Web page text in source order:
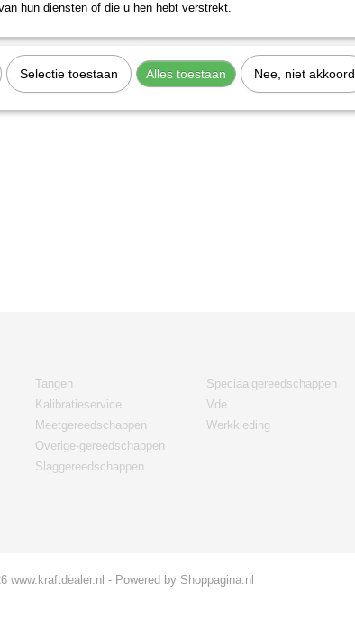
Tangen
Kalibratieservice
Meetgereedschappen
Overige-gereedschappen
Slaggereedschappen
Speciaalgereedschappen
Vde
Werkkleding
www.kraftdealer.nl - Powered by Shoppagina.nl
hun diensten of die u hen hebt verstrekt.
Selectie toestaan Alles toestaan Nee, niet akkoord